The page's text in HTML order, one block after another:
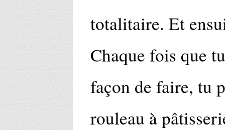
totalitaire. Et
Chaque fois que
façon de faire, tu
rouleau à